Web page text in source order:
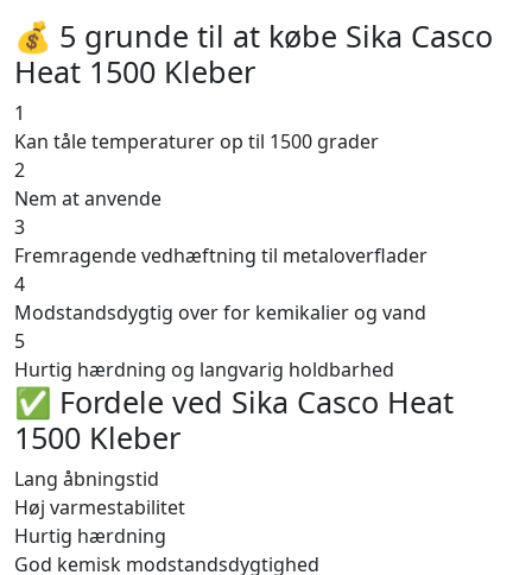
💰 5 grunde til at købe Sika Casco
Heat 1500 Kleber
1
Kan tåle temperaturer op til 1500 grader
2
Nem at anvende
3
Fremragende vedhæftning til metaloverflader
4
Modstandsdygtig over for kemikalier og vand
5
Hurtig hærdning og langvarig holdbarhed
✅ Fordele ved Sika Casco Heat
1500 Kleber
Lang åbningstid
Høj varmestabilitet
Hurtig hærdning
God kemisk modstandsdygtighed